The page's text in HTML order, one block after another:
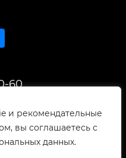
и рекомендательные
вы соглашаетесь с
данных.
60
2025